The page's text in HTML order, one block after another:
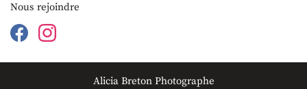
Nous rejoindre
Alicia Breton Photographe